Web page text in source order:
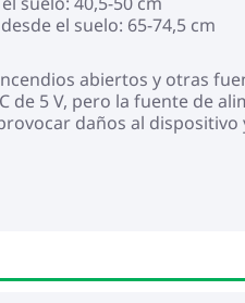
el suelo: 65-74,5 cm
abiertos y otras
de 5 V, pero la fuente de
daños al